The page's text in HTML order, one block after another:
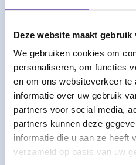
Deze website maakt gebruik
We gebruiken cookies om
personaliseren, om functies
en om ons websiteverkeer
informatie over uw gebruik
partners voor social media,
partners kunnen deze
informatie die u aan ze heeft
verzameld op basis van uw